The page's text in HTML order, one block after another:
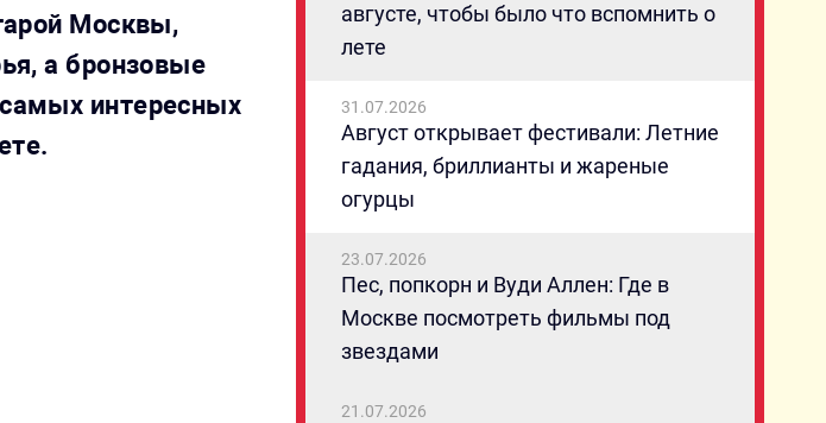
Москвы,
а бронзовые
интересных
августе, чтобы было что вспомнить о
лете
31.07.2026
Август открывает фестивали: Летние
гадания, бриллианты и жареные
огурцы
23.07.2026
Пес, попкорн и Вуди Аллен: Где в
Москве посмотреть фильмы под
звездами
21.07.2026